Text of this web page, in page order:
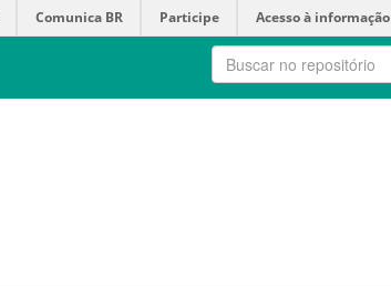
Comunica BR Participe Acesso à informação